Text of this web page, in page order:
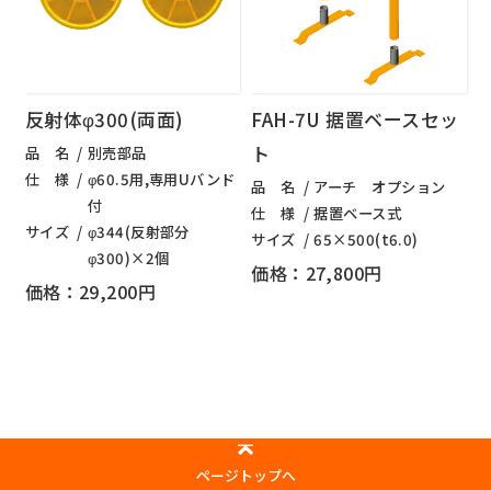
反射体φ300(両面)
品 名
別売部品
仕 様
φ60.5用,専用Uバンド
付
サイズ
φ344(反射部分
φ300)×2個
価格：29,200円
FAH-7U 据置ベースセッ
ト
品 名
アーチ オプション
仕 様
据置ベース式
サイズ
65×500(t6.0)
価格：27,800円
ページトップへ